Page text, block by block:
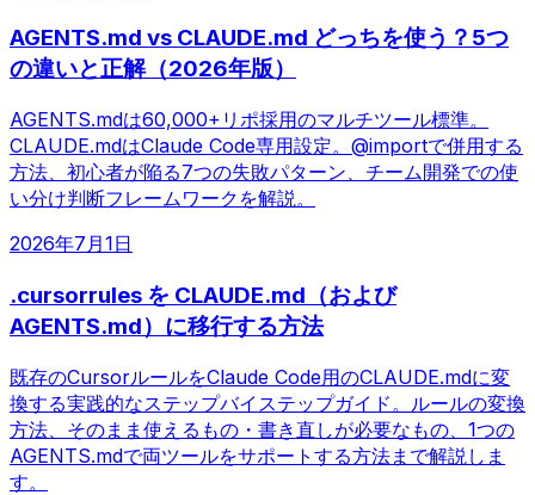
AGENTS.md vs CLAUDE.md どっちを使う？5つ
の違いと正解（2026年版）
AGENTS.mdは60,000+リポ採用のマルチツール標準。
CLAUDE.mdはClaude Code専用設定。@importで併用する
方法、初心者が陥る7つの失敗パターン、チーム開発での使
い分け判断フレームワークを解説。
2026年7月1日
.cursorrules を CLAUDE.md（および
AGENTS.md）に移行する方法
既存のCursorルールをClaude Code用のCLAUDE.mdに変
換する実践的なステップバイステップガイド。ルールの変換
方法、そのまま使えるもの・書き直しが必要なもの、1つの
AGENTS.mdで両ツールをサポートする方法まで解説しま
す。